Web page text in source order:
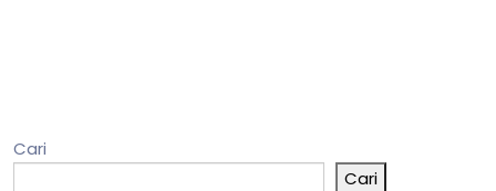
Cari
Cari